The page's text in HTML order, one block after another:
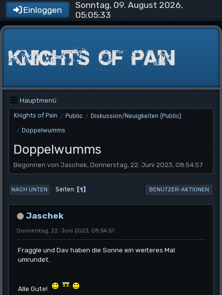
Einloggen
Sonntag, 09. August 2026,
05:05:33
Hauptmenü
Knights of Pain / Public / Diskussion/Neuigkeiten (Public)
/ Doppelwumms
Doppelwumms
Begonnen von Jaschek, Donnerstag, 22. Juni 2023, 08:54:57
NACH UNTEN Seiten 1 BENUTZER-AKTIONEN
Jaschek
Donnerstag, 22. Juni 2023, 08:54:57
Fraggle und Dav haben die Sonne ein weiteres Mal
umrundet.
Alle Gute!